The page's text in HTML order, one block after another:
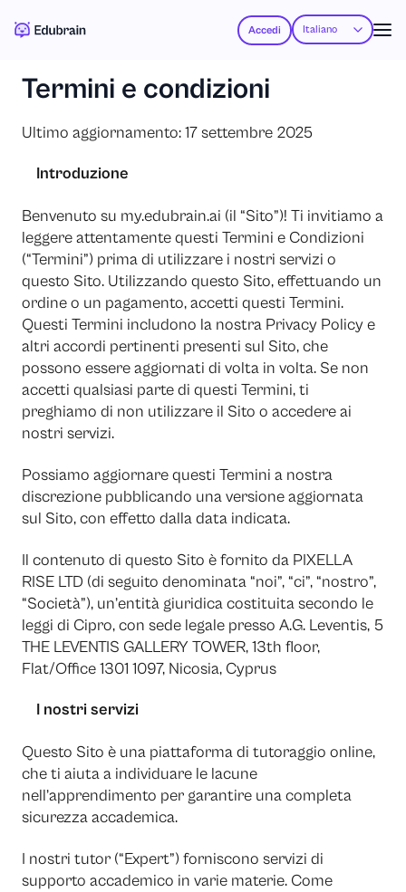
Accedi Italiano
Termini e condizioni
Ultimo aggiornamento: 17 settembre 2025
Introduzione
Benvenuto su my.edubrain.ai (il “Sito”)! Ti invitiamo a
leggere attentamente questi Termini e Condizioni
(“Termini”) prima di utilizzare i nostri servizi o
questo Sito. Utilizzando questo Sito, effettuando un
ordine o un pagamento, accetti questi Termini.
Questi Termini includono la nostra Privacy Policy e
altri accordi pertinenti presenti sul Sito, che
possono essere aggiornati di volta in volta. Se non
accetti qualsiasi parte di questi Termini, ti
preghiamo di non utilizzare il Sito o accedere ai
nostri servizi.
Possiamo aggiornare questi Termini a nostra
discrezione pubblicando una versione aggiornata
sul Sito, con effetto dalla data indicata.
Il contenuto di questo Sito è fornito da PIXELLA
RISE LTD (di seguito denominata “noi”, “ci”, “nostro”,
“Società”), un’entità giuridica costituita secondo le
leggi di Cipro, con sede legale presso A.G. Leventis, 5
THE LEVENTIS GALLERY TOWER, 13th floor,
Flat/Office 1301 1097, Nicosia, Cyprus
I nostri servizi
Questo Sito è una piattaforma di tutoraggio online,
che ti aiuta a individuare le lacune
nell’apprendimento per garantire una completa
sicurezza accademica.
I nostri tutor (“Expert”) forniscono servizi di
supporto accademico in varie materie. Come